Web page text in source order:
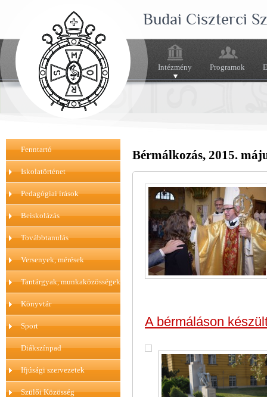
Budai Ciszterci
Intézmény Programok
Fenntartó
Iskolatörténet
Pedagógiai írások
Beiskolázás
Továbbtanulás
Versenyek, mérések
Tantárgyak, munkaközösségek
Könyvtár
Sport
Diákszínpad
Ifjúsági szervezetek
Szülői Közösség
Bérmálkozás, 2015.
A bérmáláson